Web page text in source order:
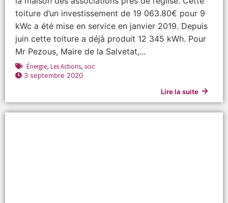
toiture d’un investissement de 19 063.80€ pour 9
kWc a été mise en service en janvier 2019. Depuis
juin cette toiture a déjà produit 12 345 kWh. Pour
Mr Pezous, Maire de la Salvetat,...
Énergie, Les Actions, scic
3 septembre 2020
Lire la suite